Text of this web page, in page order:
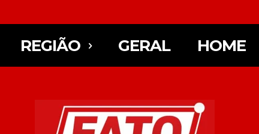
REGIÃO GERAL HOME